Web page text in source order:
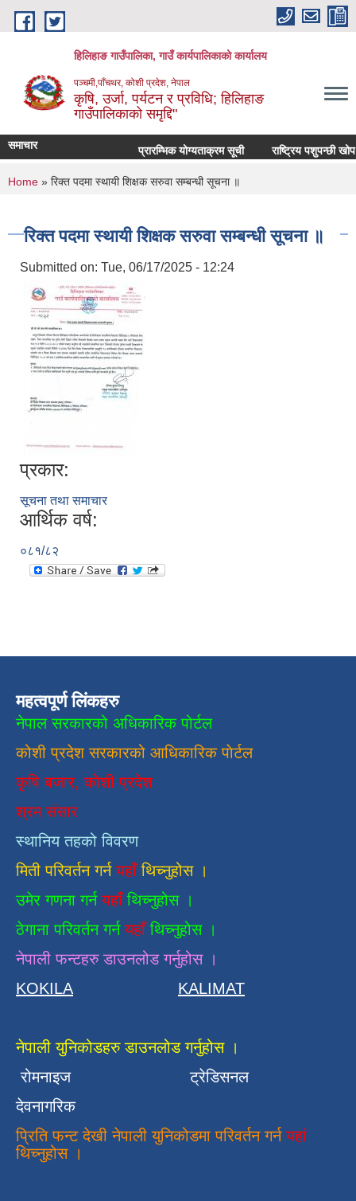
Skip to main content
हिलिहाङ गाउँपालिका, गाउँ कार्यपालिकाको कार्यालय
पञ्चमी,पाँचथर, कोशी प्रदेश, नेपाल
कृषि, उर्जा, पर्यटन र प्रविधि; हिलिहाङ
गाउँपालिकाको समृद्दि"
समाचार प्रारम्भिक योग्यताक्रम सूची राष्ट्रिय पशुपन्छी
You are here
Home » रिक्त पदमा स्थायी शिक्षक सरुवा सम्बन्धी सूचना ॥
रिक्त पदमा स्थायी शिक्षक सरुवा सम्बन्धी सूचना ॥
Submitted on: Tue, 06/17/2025 - 12:24
प्रकार:
सूचना तथा समाचार
आर्थिक वर्ष:
०८१/८२
महत्वपूर्ण लिंकहरु
नेपाल सरकारको अधिकारिक पोर्टल
कोशी प्रदेश सरकारको आधिकारिकपाेर्टल
कृषि बजार, कोशी प्रदेश
श्रम संसार
स्थानिय तहको विवरण
मिती परिवर्तन गर्न यहाँ थिच्नुहोस ।
उमेर गणना गर्नयहाँथिच्नुहोस ।
ठेगाना परिवर्तन गर्नयहाँ थिच्नुहोस ।
नेपाली फन्टहरु डाउनलोड गर्नुहोस ।
KOKILA
KALIMAT
नेपाली युनिकोडहरु डाउनलोड गर्नुहोस ।
रोमनाइज
ट्रेडिसनल
देवनागरिक
प्रिति फन्ट देखी नेपाली युनिकोडमा परिवर्तन गर्न यहां
थिच्नुहोस ।